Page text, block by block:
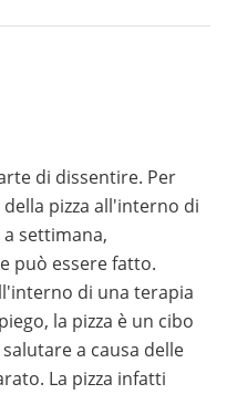
di dissentire. Per
pizza all'interno di
settimana,
può essere fatto.
di una terapia
la pizza è un cibo
a causa delle
La pizza infatti